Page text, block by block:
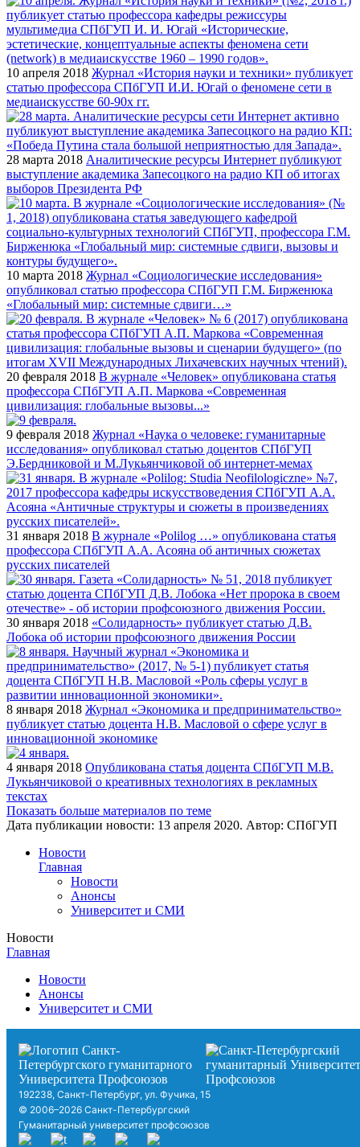
10 апреля 2018 Журнал «История науки и техники» публикует
статью профессора СПбГУП И.И. Югай о феномене сети в
медиаискусстве 60-90х гг.
28 марта 2018 Аналитические ресурсы Интернет публикуют
выступление академика Запесоцкого на радио КП об итогах
выборов Президента РФ
10 марта 2018 Журнал «Социологические исследования»
опубликовал статью профессора СПбГУП Г.М. Бирженюка
«Глобальный мир: системные сдвиги…»
20 февраля 2018 В журнале «Человек» опубликована статья
профессора СПбГУП А.П. Маркова «Современная
цивилизация: глобальные вызовы...»
9 февраля 2018 Журнал «Наука о человеке: гуманитарные
исследования» опубликовал статью доцентов СПбГУП
Э.Бердниковой и М.Лукьянчиковой об интернет-мемах
31 января 2018 В журнале «Polilog …» опубликована статья
профессора СПбГУП А.А. Асояна об античных сюжетах
русских писателей
30 января 2018 «Солидарность» публикует статью Д.В.
Лобока об истории профсоюзного движения России
8 января 2018 Журнал «Экономика и предпринимательство»
публикует статью доцента Н.В. Масловой о сфере услуг в
инновационной экономике
4 января 2018 Опубликована статья доцента СПбГУП М.В.
Лукьянчиковой о креативных технологиях в рекламных
текстах
Показать больше материалов по теме
Дата публикации новости: 13 апреля 2020. Автор: СПбГУП
Новости
Главная
Новости
Анонсы
Университет и СМИ
Новости
Главная
Новости
Анонсы
Университет и СМИ
192238, Санкт-Петербург, ул. Фучика, 15
© 2006–2026 Санкт-Петербургский
Гуманитарный университет профсоюзов